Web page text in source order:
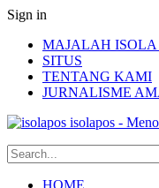
Sign in
MAJALAH ISOLA
SITUS
TENTANG KAMI
JURNALISME
isolapos -
HOME